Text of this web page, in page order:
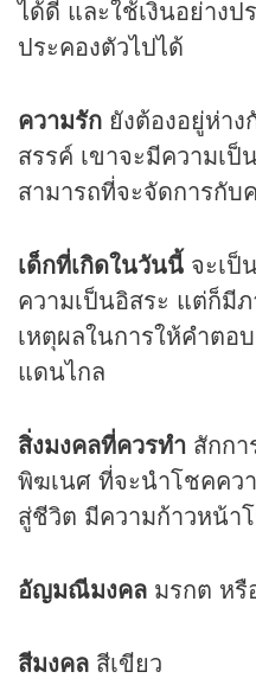
ได้ดี และใช้เงินอย่าง
ประคองตัวไปได้
ความรัก ยังต้องอยู่ห่าง
สรรค์ เขาจะมีความเ
สามารถที่จะจัดการกับ
เด็กที่เกิดในวันนี้ จะเป็
ความเป็นอิสระ แต่ก็มี
เหตุผลในการให้คำตอ
แดนไกล
สิ่งมงคลที่ควรทำ สักก
พิฆเนศ ที่จะนำโชคคว
สู่ชีวิต มีความก้าวหน้า
อัญมณีมงคล มรกต หรื
สีมงคล สีเขียว